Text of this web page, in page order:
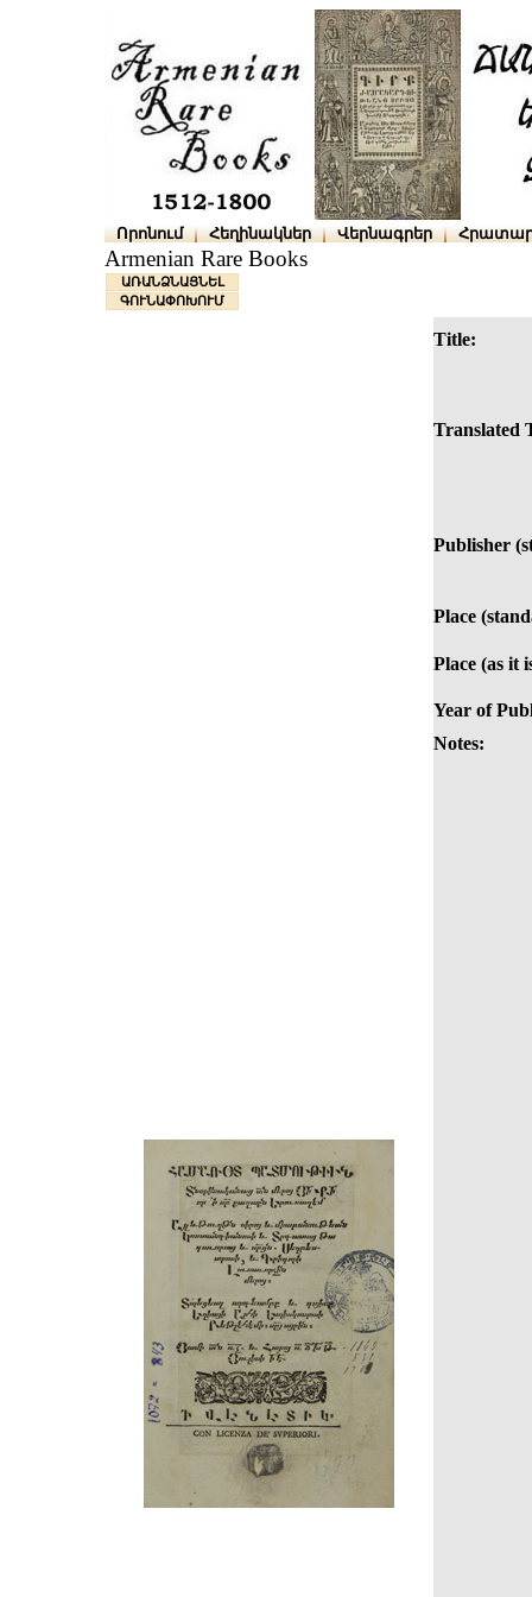
Որոնում Հեղինակներ Վերնագրեր
Armenian Rare Books
ԱՌԱՆՁՆԱՑՆԵԼ
ԳՈՒՆԱՓՈԽՈՒՄ
Title:
Translated
Publisher
Place
Place (as it
Year of
Notes: